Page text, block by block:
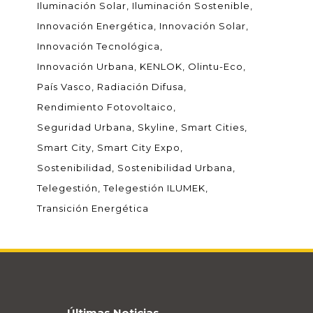
Iluminación Solar
Iluminación Sostenible
Innovación Energética
Innovación Solar
Innovación Tecnológica
Innovación Urbana
KENLOK
Olintu-Eco
País Vasco
Radiación Difusa
Rendimiento Fotovoltaico
Seguridad Urbana
Skyline
Smart Cities
Smart City
Smart City Expo
Sostenibilidad
Sostenibilidad Urbana
Telegestión
Telegestión ILUMEK
Transición Energética